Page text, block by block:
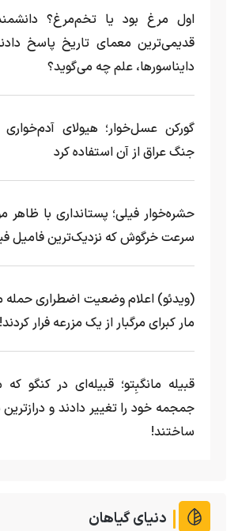
اول مرغ بود یا تخم‌مرغ؟
قدیمی‌ترین معمای تاریخ پاسخ
دایناسورها، علم چه می‌گوید؟
گورکن عسل‌خوار؛ هیولای
جنگ عراق از آن استفاده کرد
حشره‌خوار فیلی؛ پستانداری با
سرعت خرگوش که نزدیک‌ترین فامیل
مار کبرای مرگبار از یک مزرعه‌ فرار کردند!
قبیله مانگبِتو؛ قبیله‌ای در کنگو
جمجمه خود را تغییر دادند و
ساختند!
دنیای گیاهان